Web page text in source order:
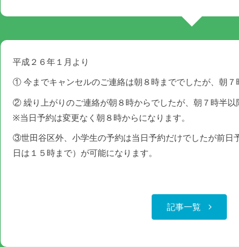
平成２６年１月より
① 今までキャンセルのご連絡は朝８時まででしたが、朝７
② 繰り上がりのご連絡が朝８時からでしたが、朝７時半以
※当日予約は変更なく朝８時からになります。
③世田谷区外、小学生の予約は当日予約だけでしたが前日
日は１５時まで）が可能になります。
記事一覧